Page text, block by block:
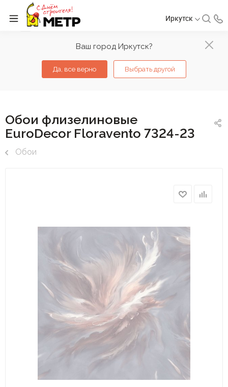
Ваш город Иркутск?
Да, все верно Выбрать другой
Иркутск
Обои флизелиновые
EuroDecor Floravento 7324-23
Обои